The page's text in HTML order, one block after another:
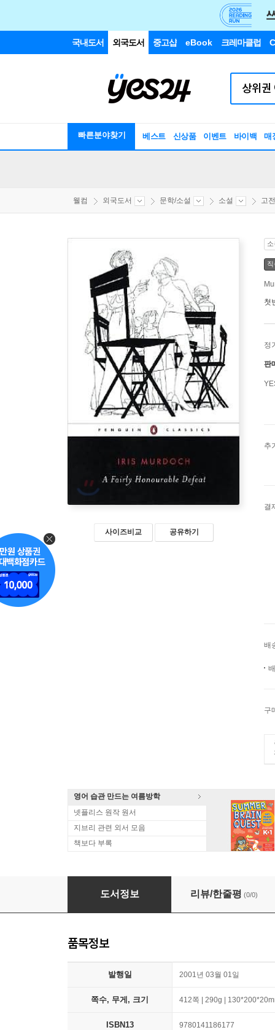
국내도서 외국도서 중고샵 eBook 크레마클럽
빠른분야찾기 베스트 신상품 이벤트 바이백 매
웰컴 외국도서 문학/소설 소설 고
사이즈비교 공유하기
첫
정
판
추
결
배
구
영어 습관 만드는 여름방학
넷플리스 원작 원서
지브리 관련 외서 모음
책보다 부록
A Fairly Honourable Defeat
도서정보 리뷰/한줄평 (0/0)
품목정보
발행일 2001년 03월 01일
쪽수, 무게, 크기 412쪽 | 290g |
ISBN13 9780141186177